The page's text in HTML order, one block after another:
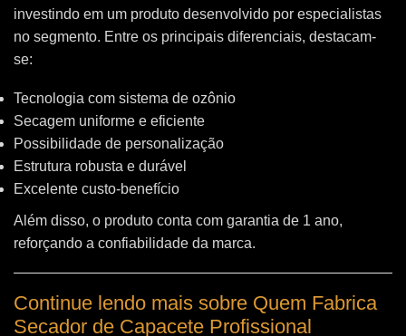
investindo em um produto desenvolvido por especialistas
no segmento. Entre os principais diferenciais, destacam-
se:
Tecnologia com sistema de ozônio
Secagem uniforme e eficiente
Possibilidade de personalização
Estrutura robusta e durável
Excelente custo-benefício
Além disso, o produto conta com garantia de 1 ano,
reforçando a confiabilidade da marca.
Continue lendo mais sobre Quem Fabrica
Secador de Capacete Profissional